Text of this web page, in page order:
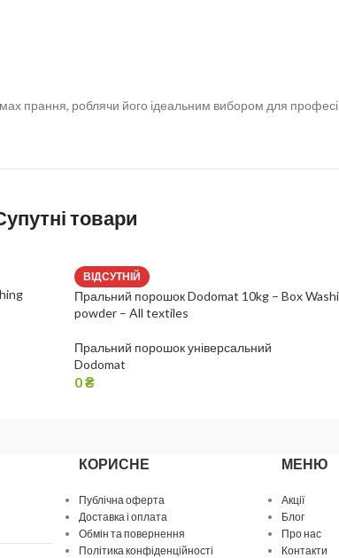
прання, роблячи його ідеальним вибором для
товари
ВІДСУТНІЙ
Пральний порошок Dodomat 10kg – Box
powder – All textiles
Пральний порошок універсальний
Dodomat
0₴
КОРИСНЕ
Публічна оферта
Доставка і оплата
Обмін та повернення
Політика конфіденційності
МЕНЮ
Акції
Блог
Про нас
Контакти